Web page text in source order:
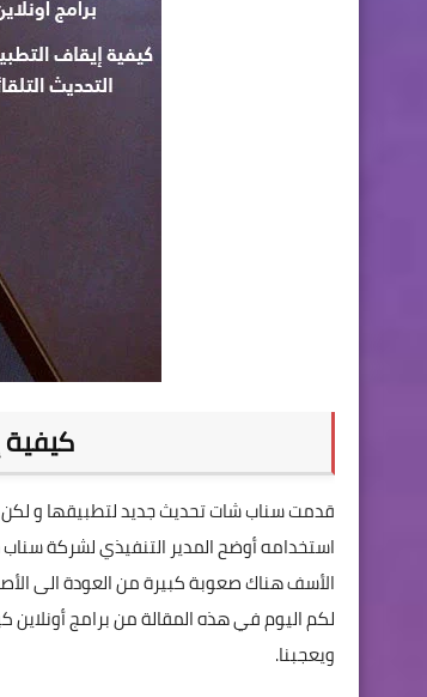
كيفية
قدمت سناب شات تحديث جديد لتطبيقها و
استخدامه أوضح المدير التنفيذي لشركة
الأسف هناك صعوبة كبيرة من العودة الى
لكم اليوم في هذه المقالة من برامج أونلاين
ويعجبنا.